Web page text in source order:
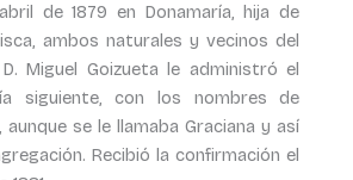
de 1879 en Donamaría, hija de
ambos naturales y vecinos del
Miguel Goizueta le administró el
siguiente, con los nombres de
aunque se le llamaba Graciana y así
Recibió la confirmación el